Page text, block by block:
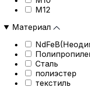
М12
Материал
Сталь
полиэстер
текстиль